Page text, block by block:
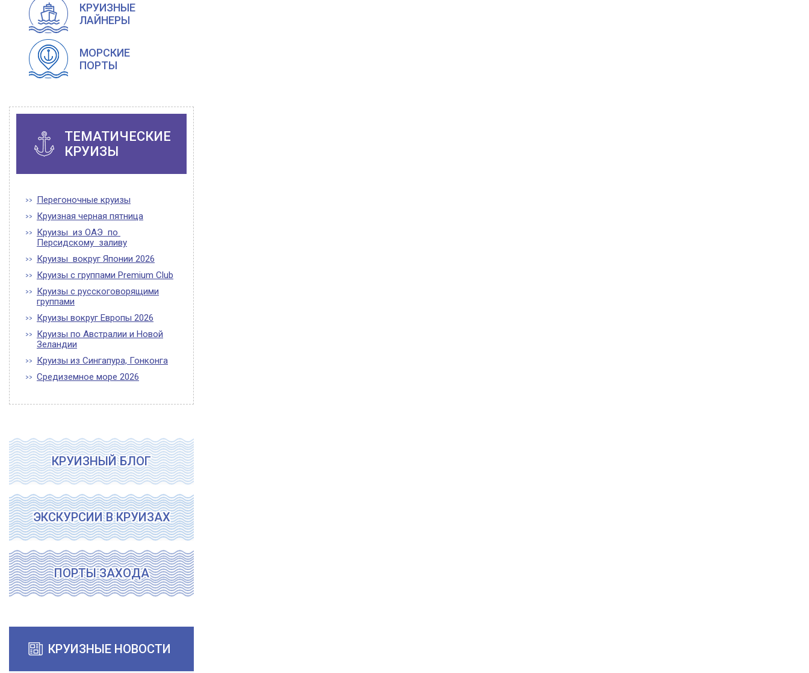
КРУИЗНЫЕ
ЛАЙНЕРЫ
МОРСКИЕ
ПОРТЫ
ТЕМАТИЧЕСКИЕ
КРУИЗЫ
Перегоночные круизы
Круизная черная пятница
Круизы из ОАЭ по
Персидскому заливу
Круизы вокруг Японии 2026
Круизы с группами Premium Club
Круизы с русскоговорящими
группами
Круизы вокруг Европы 2026
Круизы по Австралии и Новой
Зеландии
Круизы из Сингапура, Гонконга
Средиземное море 2026
КРУИЗНЫЙ БЛОГ
ЭКСКУРСИИ В КРУИЗАХ
ПОРТЫ ЗАХОДА
КРУИЗНЫЕ НОВОСТИ